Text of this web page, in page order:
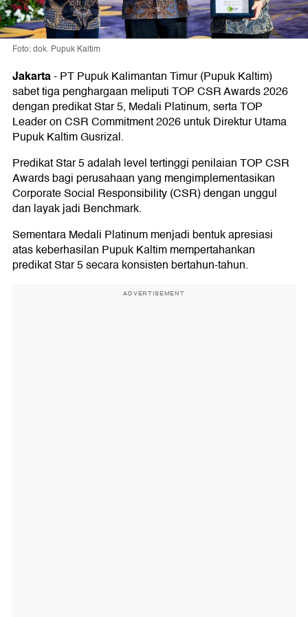
Foto: dok. Pupuk Kaltim
Jakarta-PT Pupuk Kalimantan Timur (Pupuk Kaltim)
sabet tiga penghargaan meliputi TOP CSR Awards 2026
dengan predikat Star 5, Medali Platinum, serta TOP
Leader on CSR Commitment 2026 untuk Direktur Utama
Pupuk Kaltim Gusrizal.
Predikat Star 5 adalah level tertinggi penilaian TOP CSR
Awards bagi perusahaan yang mengimplementasikan
Corporate Social Responsibility (CSR) dengan unggul
dan layak jadi Benchmark.
Sementara Medali Platinum menjadi bentuk apresiasi
atas keberhasilan Pupuk Kaltim mempertahankan
predikat Star 5 secara konsisten bertahun-tahun.
ADVERTISEMENT